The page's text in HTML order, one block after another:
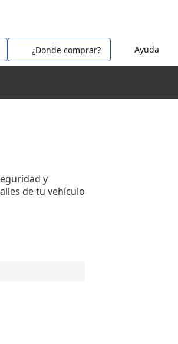
Ayuda
¿Donde comprar?
y
de tu vehículo